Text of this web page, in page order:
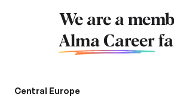
We are a
Alma Career
Central Europe